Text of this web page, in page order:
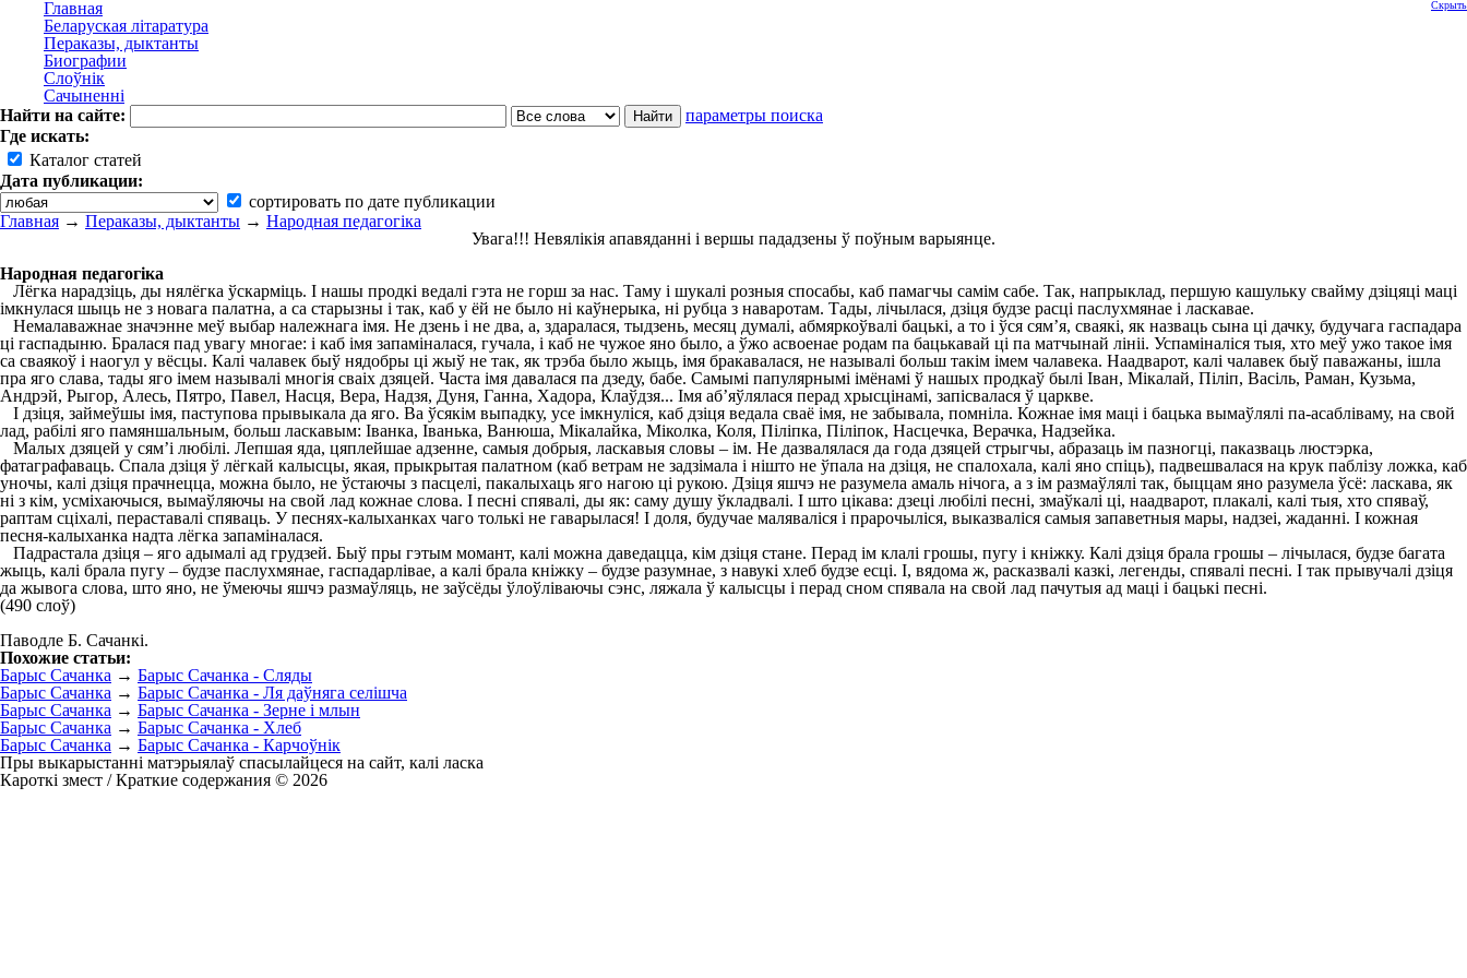
Главная
Беларуская літаратура
Пераказы, дыктанты
Биографии
Слоўнік
Сачыненні
Найти на сайте:
параметры поиска
Где искать:
Каталог статей
Дата публикации:
сортировать по дате публикации
Скрыть
Главная → Пераказы, дыктанты → Народная педагогіка
Увага!!! Невялікія апавяданні і вершы пададзены ў поўным варыянце.
Народная педагогіка
Лёгка нарадзіць, ды нялёгка ўскарміць. I нашы продкі ведалі гэта не горш за нас. Таму і шукалі розныя спосабы, каб памагчы самім сабе. Так, напрыклад, першую кашульку свайму дзіцяці маці
імкнулася шыць не з новага палатна, а са старызны і так, каб у ёй не было ні каўнерыка, ні рубца з наваротам. Тады, лічылася, дзіця будзе расці паслухмянае і ласкавае.
Немалаважнае значэнне меў выбар належнага імя. Не дзень і не два, а, здаралася, тыдзень, месяц думалі, абмяркоўвалі бацькі, а то і ўся сям’я, сваякі, як назваць сына ці дачку, будучага гаспадара
ці гаспадыню. Бралася пад увагу многае: і каб імя запаміналася, гучала, і каб не чужое яно было, а ўжо асвоенае родам па бацькавай ці па матчынай лініі. Успаміналіся тыя, хто меў ужо такое імя
са сваякоў і наогул у вёсцы. Калі чалавек быў нядобры ці жыў не так, як трэба было жыць, імя бракавалася, не называлі больш такім імем чалавека. Наадварот, калі чалавек быў паважаны, ішла
пра яго слава, тады яго імем называлі многія сваіх дзяцей. Часта імя давалася па дзеду, бабе. Самымі папулярнымі імёнамі ў нашых продкаў былі Іван, Мікалай, Піліп, Васіль, Раман, Кузьма,
Андрэй, Рыгор, Алесь, Пятро, Павел, Насця, Вера, Надзя, Дуня, Ганна, Хадора, Клаўдзя... Імя аб’яўлялася перад хрысцінамі, запісвалася ў царкве.
I дзіця, займеўшы імя, паступова прывыкала да яго. Ва ўсякім выпадку, усе імкнуліся, каб дзіця ведала сваё імя, не забывала, помніла. Кожнае імя маці і бацька вымаўлялі па-асабліваму, на свой
лад, рабілі яго памяншальным, больш ласкавым: Іванка, Іванька, Ванюша, Мікалайка, Міколка, Коля, Піліпка, Піліпок, Насцечка, Верачка, Надзейка.
Малых дзяцей у сям’і любілі. Лепшая яда, цяплейшае адзенне, самыя добрыя, ласкавыя словы – ім. Не дазвалялася да года дзяцей стрыгчы, абразаць ім пазногці, паказваць люстэрка,
фатаграфаваць. Спала дзіця ў лёгкай калысцы, якая, прыкрытая палатном (каб ветрам не задзімала і нішто не ўпала на дзіця, не спалохала, калі яно спіць), падвешвалася на крук паблізу ложка, каб
уночы, калі дзіця прачнецца, можна было, не ўстаючы з пасцелі, пакалыхаць яго нагою ці рукою. Дзіця яшчэ не разумела амаль нічога, а з ім размаўлялі так, быццам яно разумела ўсё: ласкава, як
ні з кім, усміхаючыся, вымаўляючы на свой лад кожнае слова. I песні спявалі, ды як: саму душу ўкладвалі. I што цікава: дзеці любілі песні, змаўкалі ці, наадварот, плакалі, калі тыя, хто спяваў,
раптам сціхалі, пераставалі спяваць. У песнях-калыханках чаго толькі не гаварылася! I доля, будучае маляваліся і прарочыліся, выказваліся самыя запаветныя мары, надзеі, жаданні. I кожная
песня-калыханка надта лёгка запаміналася.
Падрастала дзіця – яго адымалі ад грудзей. Быў пры гэтым момант, калі можна даведацца, кім дзіця стане. Перад ім клалі грошы, пугу і кніжку. Калі дзіця брала грошы – лічылася, будзе багата
жыць, калі брала пугу – будзе паслухмянае, гаспадарлівае, а калі брала кніжку – будзе разумнае, з навукі хлеб будзе есці. I, вядома ж, расказвалі казкі, легенды, спявалі песні. I так прывучалі дзіця
да жывога слова, што яно, не ўмеючы яшчэ размаўляць, не заўсёды ўлоўліваючы сэнс, ляжала ў калысцы і перад сном спявала на свой лад пачутыя ад маці і бацькі песні.
(490 слоў)
Паводле Б. Сачанкі.
Похожие статьи:
Барыс Сачанка → Барыс Сачанка - Сляды
Барыс Сачанка → Барыс Сачанка - Ля даўняга селішча
Барыс Сачанка → Барыс Сачанка - Зерне і млын
Барыс Сачанка → Барыс Сачанка - Хлеб
Барыс Сачанка → Барыс Сачанка - Карчоўнік
Пры выкарыстанні матэрыялаў спасылайцеся на сайт, калі ласка
Кароткі змест / Краткие содержания © 2026